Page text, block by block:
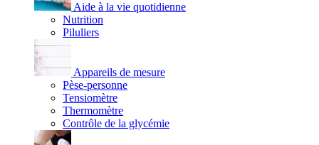
Aide à la vie quotidienne
Nutrition
Piluliers
Appareils de mesure
Pèse-personne
Tensiomètre
Thermomètre
Contrôle de la glycémie